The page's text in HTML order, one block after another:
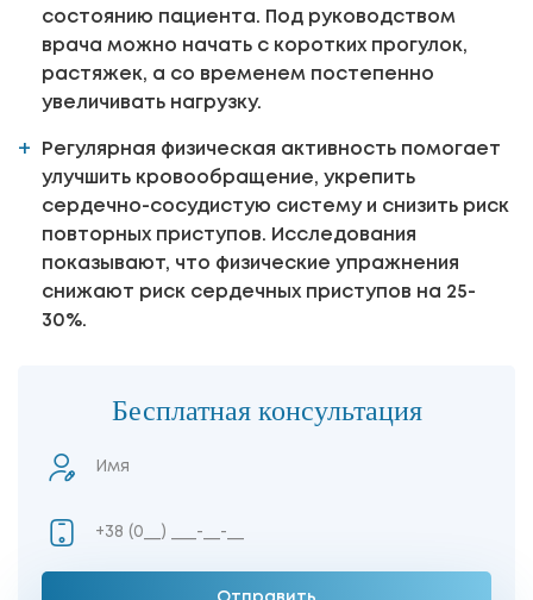
состоянию пациента. Под руководством
врача можно начать с коротких прогулок,
растяжек, а со временем постепенно
увеличивать нагрузку.
Регулярная физическая активность помогает
улучшить кровообращение, укрепить
сердечно-сосудистую систему и снизить риск
повторных приступов. Исследования
показывают, что физические упражнения
снижают риск сердечных приступов на 25-
30%.
Бесплатная консультация